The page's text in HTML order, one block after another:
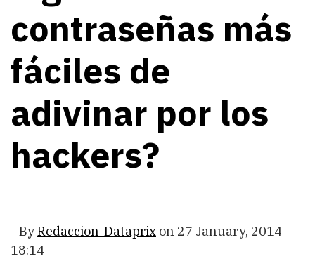
contraseñas más
fáciles de
adivinar por los
hackers?
ByRedaccion-Dataprix on 27 January, 2014 -
18:14